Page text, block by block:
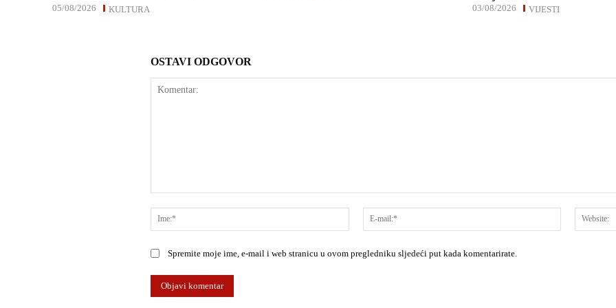
KULTURA
05/08/2026 VIJESTI
03/08/2026
OSTAVI ODGOVOR
Ime:*
mail:*
Spremite moje ime, e-mail i web stranicu u ovom pregledniku sljedeći put kada komentarirate.